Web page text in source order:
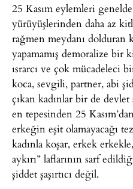
25 Kasım eylemleri
yürüyüşlerinden daha az
rağmen meydanı dolduran
yapamamış demoralize bir
ısrarcı ve çok mücadeleci
koca, sevgili, partner, abi
çıkan kadınlar bir de
en tepesinden 25
erkeğin eşit olamayacağı
kadınla koşar, erkek
aykırı” laflarının sarf
şiddet şaşırtıcı değil.